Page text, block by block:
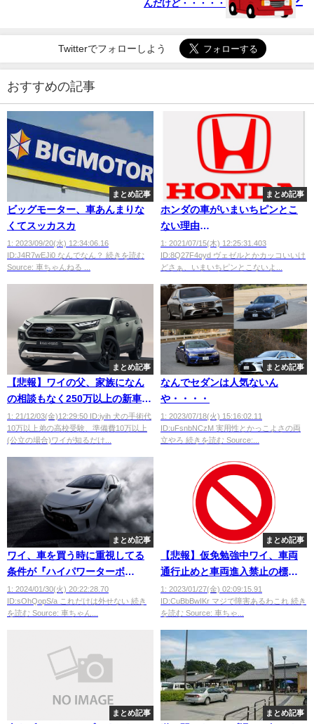
んだけど・・・・・
Twitterでフォローしよう
おすすめの記事
まとめ記事
ビッグモーター、車あんまりな
くてスッカスカ
1: 2023/09/20(水) 12:34:06.16
ID:J4R7wEJi0 なんでなん？ 続きを読む
Source: 車ちゃんねる ...
まとめ記事
ホンダの車がいまいちピンとこ
ない理由
wwwwwwwwwwwwwwwwwwww
1: 2021/07/15(木) 12:25:31.403
ID:8Q27F4oyd ヴェゼルとかカッコいいけ
どさぁ、いまいちピンとこないよ...
まとめ記事
【悲報】ワイの父、家族になん
の相談もなく250万以上の新車を
購入
1: 21/12/03(金)12:29:50 ID:iyih 犬の手術代
10万以上弟の高校受験、準備費10万以上
(公立の場合)ワイが知るだけ...
まとめ記事
なんでセダンは人気ないん
や・・・・
1: 2023/07/18(火) 15:16:02.11
ID:uFsnbNCzM 実用性とかっこよさの両
立やろ 続きを読む Source:...
まとめ記事
ワイ、車を買う時に重視してる
条件が『ハイパワーターボ
+4WD』なんだけどｗｗｗｗｗｗ
1: 2024/01/30(火) 20:22:28.70
ID:sOhQopS/a これだけは外せない 続き
を読む Source: 車ちゃん...
まとめ記事
【悲報】仮免勉強中ワイ、車両
通行止めと車両進入禁止の標識
が覚えられない
1: 2023/01/27(金) 02:09:15.91
ID:CuBbBwIKr マジで障害あるわこれ 続き
を読む Source: 車ちゃ...
まとめ記事 まとめ記事